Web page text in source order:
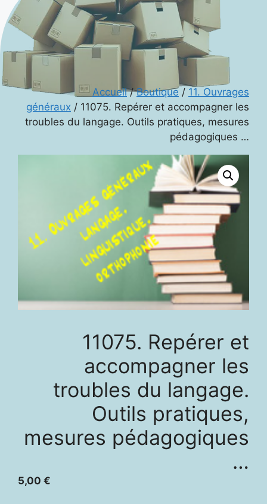
Accueil/Boutique / 11. Ouvrages
généraux / 11075. Repérer et accompagner les
troubles du langage. Outils pratiques, mesures
pédagogiques …
11075. Repérer et
accompagner les
troubles du langage.
Outils pratiques,
mesures pédagogiques
…
5,00 €